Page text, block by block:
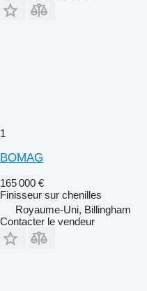
1
BOMAG
165 000 €
Finisseur sur chenilles
Royaume-Uni, Billingham
Contacter le vendeur